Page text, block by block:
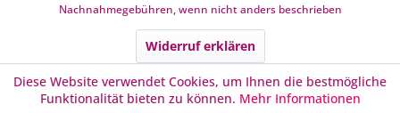
Nachnahmegebühren, wenn nicht anders beschrieben
Widerruf erklären
Diese Website verwendet Cookies, um Ihnen die bestmögliche
Funktionalität bieten zu können. Mehr Informationen